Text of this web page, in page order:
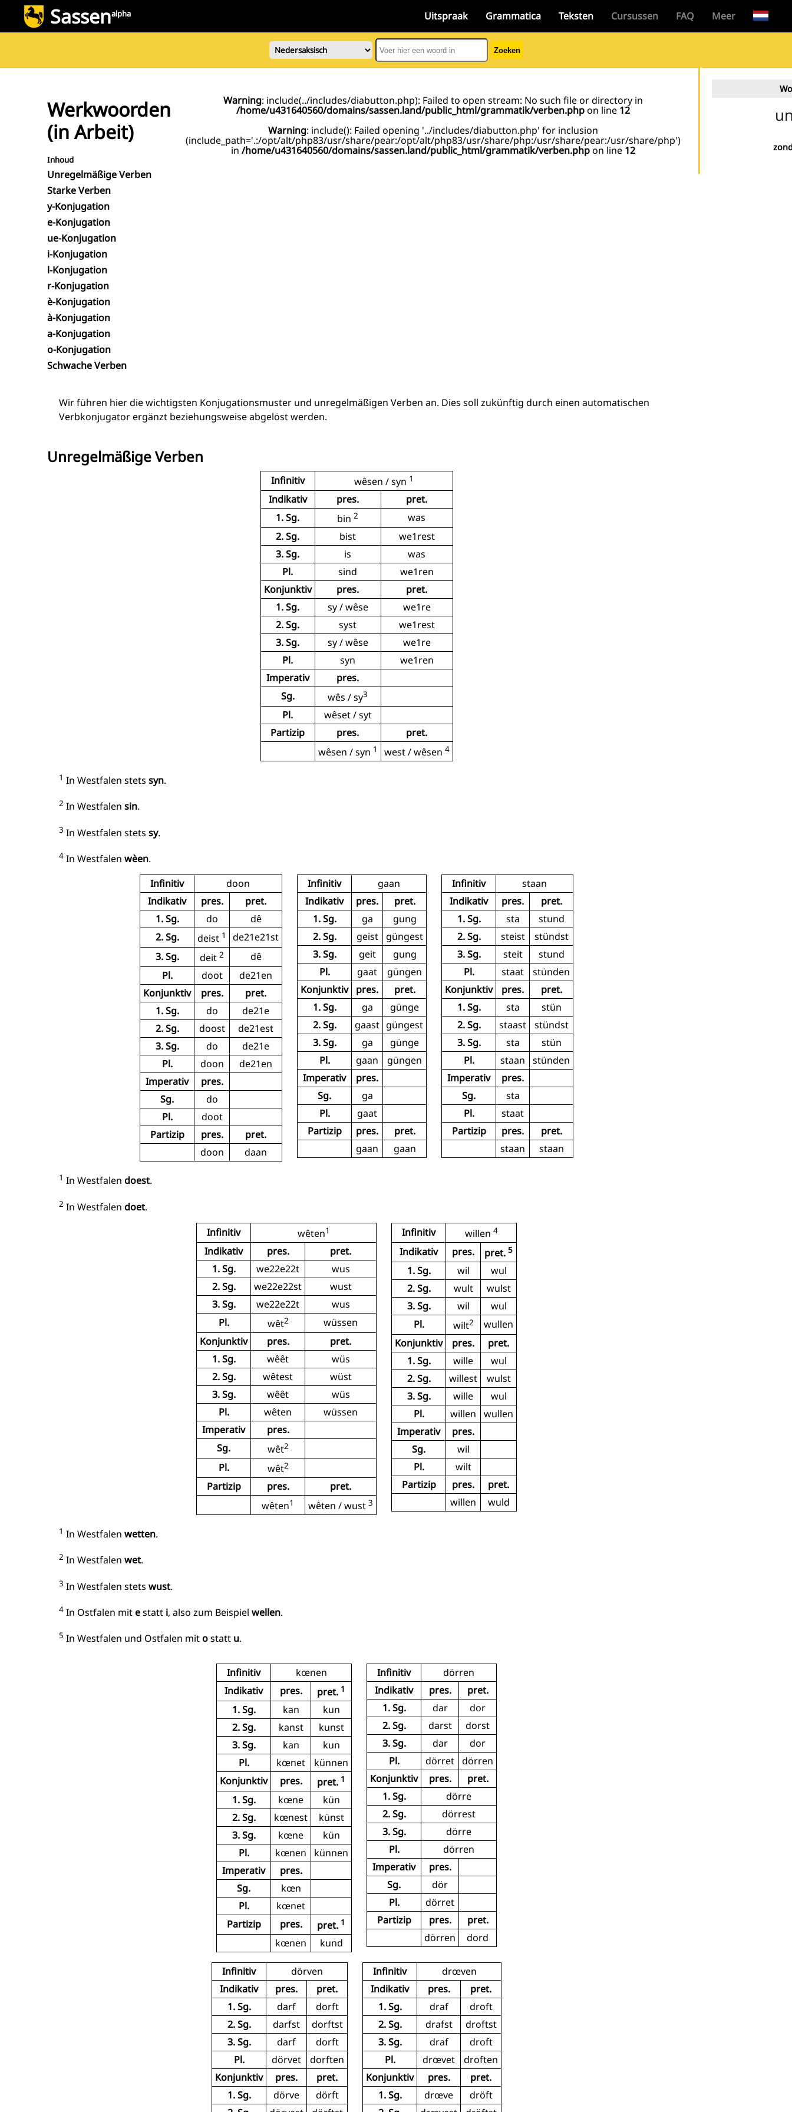
Sassenalpha Uitspraak Grammatica Teksten Cursussen FAQ Meer
Zoeken
Werkwoorden
(in Arbeit)
Warning: include(../includes/diabutton.php): Failed to open stream: No such file or directory in
/home/u431640560/domains/sassen.land/public_html/grammatik/verben.phpon line 12
Warning: include(): Failed opening '../includes/diabutton.php' for inclusion
(include_path='.:/opt/alt/php83/usr/share/pear:/opt/alt/php83/usr/share/php:/usr/share/pear:/usr/share/php')
in /home/u431640560/domains/sassen.land/public_html/grammatik/verben.phpon line 12
Inhoud
Unregelmäßige Verben
Starke Verben
y-Konjugation
e-Konjugation
ue-Konjugation
i-Konjugation
l-Konjugation
r-Konjugation
è-Konjugation
à-Konjugation
a-Konjugation
o-Konjugation
Schwache Verben
Wir führen hier die wichtigsten Konjugationsmuster und unregelmäßigen Verben an. Dies soll zukünftig durch einen automatischen
Verbkonjugator ergänzt beziehungsweise abgelöst werden.
Unregelmäßige Verben
Infinitiv wêsen / syn 1
Indikativ pres.
pret.
1. Sg.
bin 2
was
2. Sg.
bist
we1rest
3. Sg.
is
was
Pl.
sind
we1ren
Konjunktiv
pres.
pret.
1. Sg.
sy / wêse
we1re
2. Sg.
syst
we1rest
3. Sg.
sy / wêse
we1re
Pl.
syn
we1ren
Imperativ
pres.
Sg.
wês / sy3
Pl.
wêset / syt
Partizip
pres.
pret.
wêsen / syn 1 west / wêsen 4
1 In Westfalen stets syn.
2 In Westfalen sin.
3 In Westfalen stets sy.
4 In Westfalen wèen.
Infinitiv
doon
Indikativ
pres.
pret.
1. Sg.
do
dê
2. Sg.
deist 1
de21e21st
3. Sg.
deit 2
dê
Pl.
doot
de21en
Konjunktiv
pres.
pret.
1. Sg.
do
de21e
2. Sg.
doost
de21est
3. Sg.
do
de21e
Pl.
doon
de21en
Imperativ
pres.
Sg.
do
Pl.
doot
Partizip
pres.
pret.
doon
daan
Infinitiv
gaan
Indikativ
pres.
pret.
1. Sg.
ga
gung
2. Sg.
geist
güngest
3. Sg.
geit
gung
Pl.
gaat
güngen
Konjunktiv
pres.
pret.
1. Sg.
ga
günge
2. Sg.
gaast güngest
3. Sg.
ga
günge
Pl.
gaan
güngen
Imperativ
pres.
Sg.
ga
Pl.
gaat
Partizip
pres.
pret.
gaan
gaan
Infinitiv
staan
Indikativ
pres.
pret.
1. Sg.
sta
stund
2. Sg.
steist
stündst
3. Sg.
steit
stund
Pl.
staat
stünden
Konjunktiv
pres.
pret.
1. Sg.
sta
stün
2. Sg.
staast
stündst
3. Sg.
sta
stün
Pl.
staan
stünden
Imperativ
pres.
Sg.
sta
Pl.
staat
Partizip
pres.
pret.
staan
staan
1 In Westfalen doest.
2 In Westfalen doet.
Infinitiv
wêten1
Indikativ pres.
pret.
1. Sg.
we22e22t
wus
2. Sg.
we22e22st
wust
3. Sg.
we22e22t
wus
Pl.
wêt2
wüssen
Konjunktiv
pres.
pret.
1. Sg.
wêêt
wüs
2. Sg.
wêtest
wüst
3. Sg.
wêêt
wüs
Pl.
wêten
wüssen
Imperativ
pres.
Sg.
wêt2
Pl. wêt2
Partizip pres.
pret.
wêten1 wêten / wust 3
Infinitiv willen 4
Indikativ pres. pret. 5
1. Sg. wil
wul
2. Sg.
wult
wulst
3. Sg.
wil
wul
Pl.
wilt2
wullen
Konjunktiv
pres.
pret.
1. Sg.
wille
wul
2. Sg.
willest
wulst
3. Sg.
wille
wul
Pl.
willen
wullen
Imperativ
pres.
Sg.
wil
Pl.
wilt
Partizip
pres.
pret.
willen
wuld
1 In Westfalen wetten.
2 In Westfalen wet.
3 In Westfalen stets wust.
4 In Ostfalen mitestatt i, also zum Beispiel wellen.
5 In Westfalen und Ostfalen mitostatt u.
Infinitiv
kœnen
Indikativ
pres. pret. 1
1. Sg. kan
kun
2. Sg.
kanst
kunst
3. Sg.
kan
kun
Pl.
kœnet
künnen
Konjunktiv
pres. pret. 1
1. Sg. kœne
kün
2. Sg.
kœnest
künst
3. Sg.
kœne
kün
Pl.
kœnen
künnen
Imperativ
pres.
Sg.
kœn
Pl.
kœnet
Partizip
pres. pret. 1
kœnen kund
Infinitiv
dörren
Indikativ
pres.
pret.
1. Sg.
dar
dor
2. Sg.
darst
dorst
3. Sg.
dar
dor
Pl.
dörret dörren
Konjunktiv
pres.
pret.
1. Sg.
dörre
2. Sg.
dörrest
3. Sg.
dörre
Pl.
dörren
Imperativ
pres.
Sg.
dör
Pl.
dörret
Partizip
pres.
pret.
dörren
dord
Infinitiv
dörven
Indikativ
pres.
pret.
1. Sg.
darf
dorft
2. Sg.
darfst
dorftst
3. Sg.
darf
dorft
Pl.
dörvet
dorften
Konjunktiv
pres.
pret.
1. Sg.
dörve
dörft
Infinitiv
drœven
Indikativ
pres.
pret.
1. Sg.
draf
droft
2. Sg.
drafst
droftst
3. Sg.
draf
droft
Pl.
drœvet
droften
Konjunktiv
pres.
pret.
1. Sg.
drœve
dröft